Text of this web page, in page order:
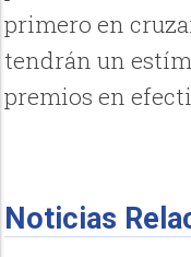
primero en
tendrán un
premios en
Noticias